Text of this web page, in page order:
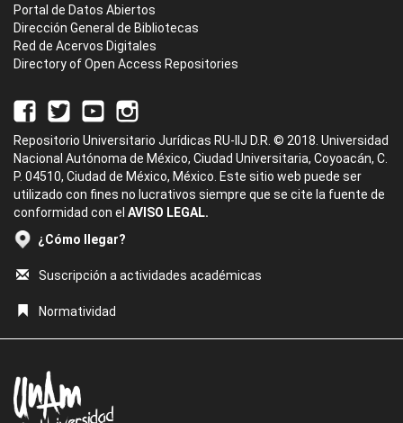
Portal de Datos Abiertos
Dirección General de Bibliotecas
Red de Acervos Digitales
Directory of Open Access Repositories
Repositorio Universitario Jurídicas RU-IIJ D.R. © 2018. Universidad
Nacional Autónoma de México, Ciudad Universitaria, Coyoacán, C.
P. 04510, Ciudad de México, México. Este sitio web puede ser
utilizado con fines no lucrativos siempre que se cite la fuente de
conformidad con el AVISO LEGAL.
¿Cómo llegar?
Suscripción a actividades académicas
Normatividad